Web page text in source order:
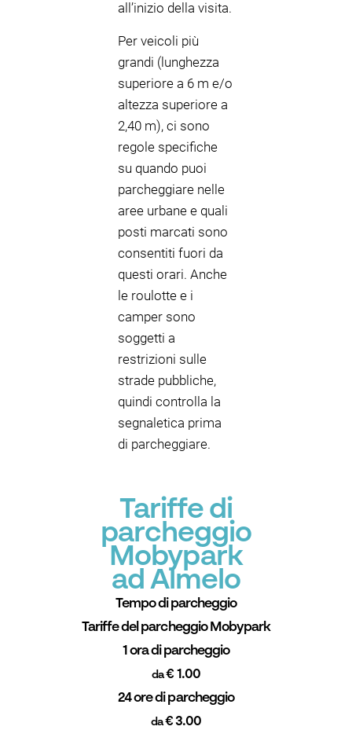
all’inizio della visita.
Per veicoli più
grandi (lunghezza
superiore a 6 m e/o
altezza superiore a
2,40 m), ci sono
regole specifiche
su quando puoi
parcheggiare nelle
aree urbane e quali
posti marcati sono
consentiti fuori da
questi orari. Anche
le roulotte e i
camper sono
soggetti a
restrizioni sulle
strade pubbliche,
quindi controlla la
segnaletica prima
di parcheggiare.
Tariffe di
parcheggio
Mobypark
ad Almelo
Tempo di parcheggio
Tariffe del parcheggio Mobypark
1 ora di parcheggio
da€ 1.00
24 ore di parcheggio
da€ 3.00